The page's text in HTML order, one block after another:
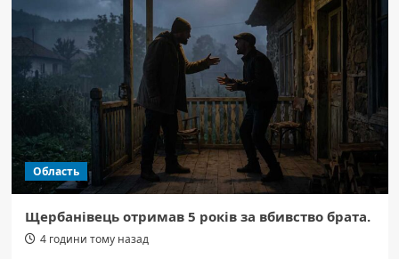
Область
Щербанівець отримав 5 років за вбивство брата.
4 години тому назад